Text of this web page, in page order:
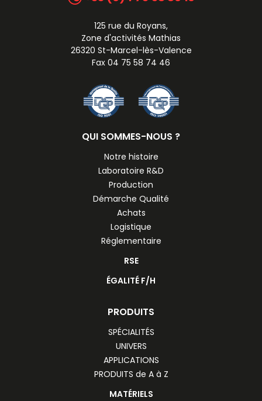
125 rue du Royans,
Zone d'activités Mathias
26320 St-Marcel-lès-Valence
Fax 04 75 58 74 46
QUI SOMMES-NOUS ?
Notre histoire
Laboratoire R&D
Production
Démarche Qualité
Achats
Logistique
Réglementaire
RSE
ÉGALITÉ F/H
PRODUITS
SPÉCIALITÉS
UNIVERS
APPLICATIONS
PRODUITS de A à Z
MATÉRIELS